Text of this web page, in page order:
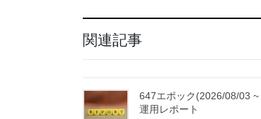
関連記事
647エポック(2026/08/03
運用レポート